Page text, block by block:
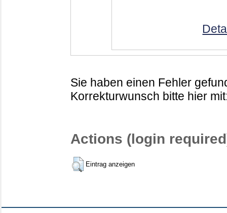
Sie haben einen Fehler
Korrekturwunsch bitte hier
Actions (login
Eintrag anzeigen